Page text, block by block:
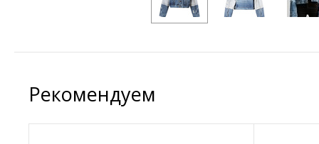
Рекомендуем